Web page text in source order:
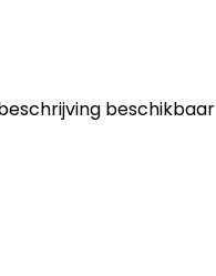
beschikbaar